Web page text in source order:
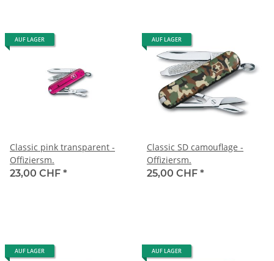
AUF LAGER
Classic pink transparent -
Offiziersm.
23,00 CHF *
AUF LAGER
Classic SD camouflage -
Offiziersm.
25,00 CHF *
AUF LAGER AUF LAGER